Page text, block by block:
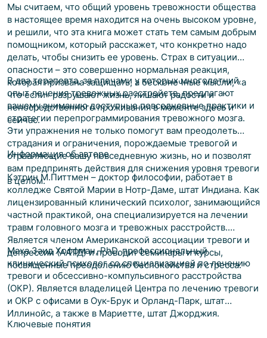
Мы считаем, что общий уровень тревожности общества
в настоящее время находится на очень высоком уровне,
и решили, что эта книга может стать тем самым добрым
помощником, который расскажет, что конкретно надо
делать, чтобы снизить ее уровень. Страх в ситуации
опасности – это совершенно нормальная реакция,
которая призвана защищать, а бесконечные мысли, «а
что если» разрушают жизнь, лишают радости и
непосредственного проживания в моменте здесь и
сейчас.
В два терапевта, за плечами у которых многолетний
опыт лечения тревожных расстройств, предлагают
вашему вниманию доступные повседневные практики и
стратегии перепрограммирования тревожного мозга.
Эти упражнения не только помогут вам преодолеть
страдания и ограничения, порождаемые тревогой и
отравляющие вашу повседневную жизнь, но и позволят
вам предпринять действия для снижения уровня тревоги
в целом.
Информация об авторе
Кэтрин М.Питтмен – доктор философии, работает в
колледже Святой Марии в Нотр-Даме, штат Индиана. Как
лицензированный клинический психолог, занимающийся
частной практикой, она специализируется на лечении
травм головного мозга и тревожных расстройств.
Является членом Американской ассоциации тревоги и
депрессии (ААТД) и проводит семинары и курсы,
посвященные преодолению беспокойства и стресса.
Маха Заид Хоффман, PhD, профессиональный
клинический психолог со специализацией по лечению
тревоги и обсессивно-компульсивного расстройства
(ОКР). Является владелицей Центра по лечению тревоги
и ОКР с офисами в Оук-Брук и Орланд-Парк, штат
Иллинойс, а также в Мариетте, штат Джорджия.
Ключевые понятия